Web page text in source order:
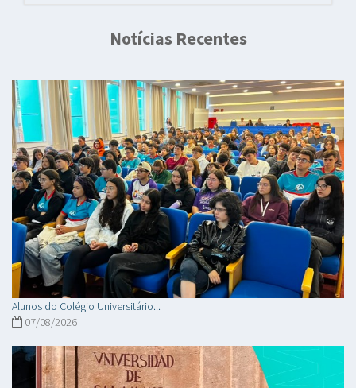
Notícias Recentes
Alunos do Colégio Universitário...
07/08/2026